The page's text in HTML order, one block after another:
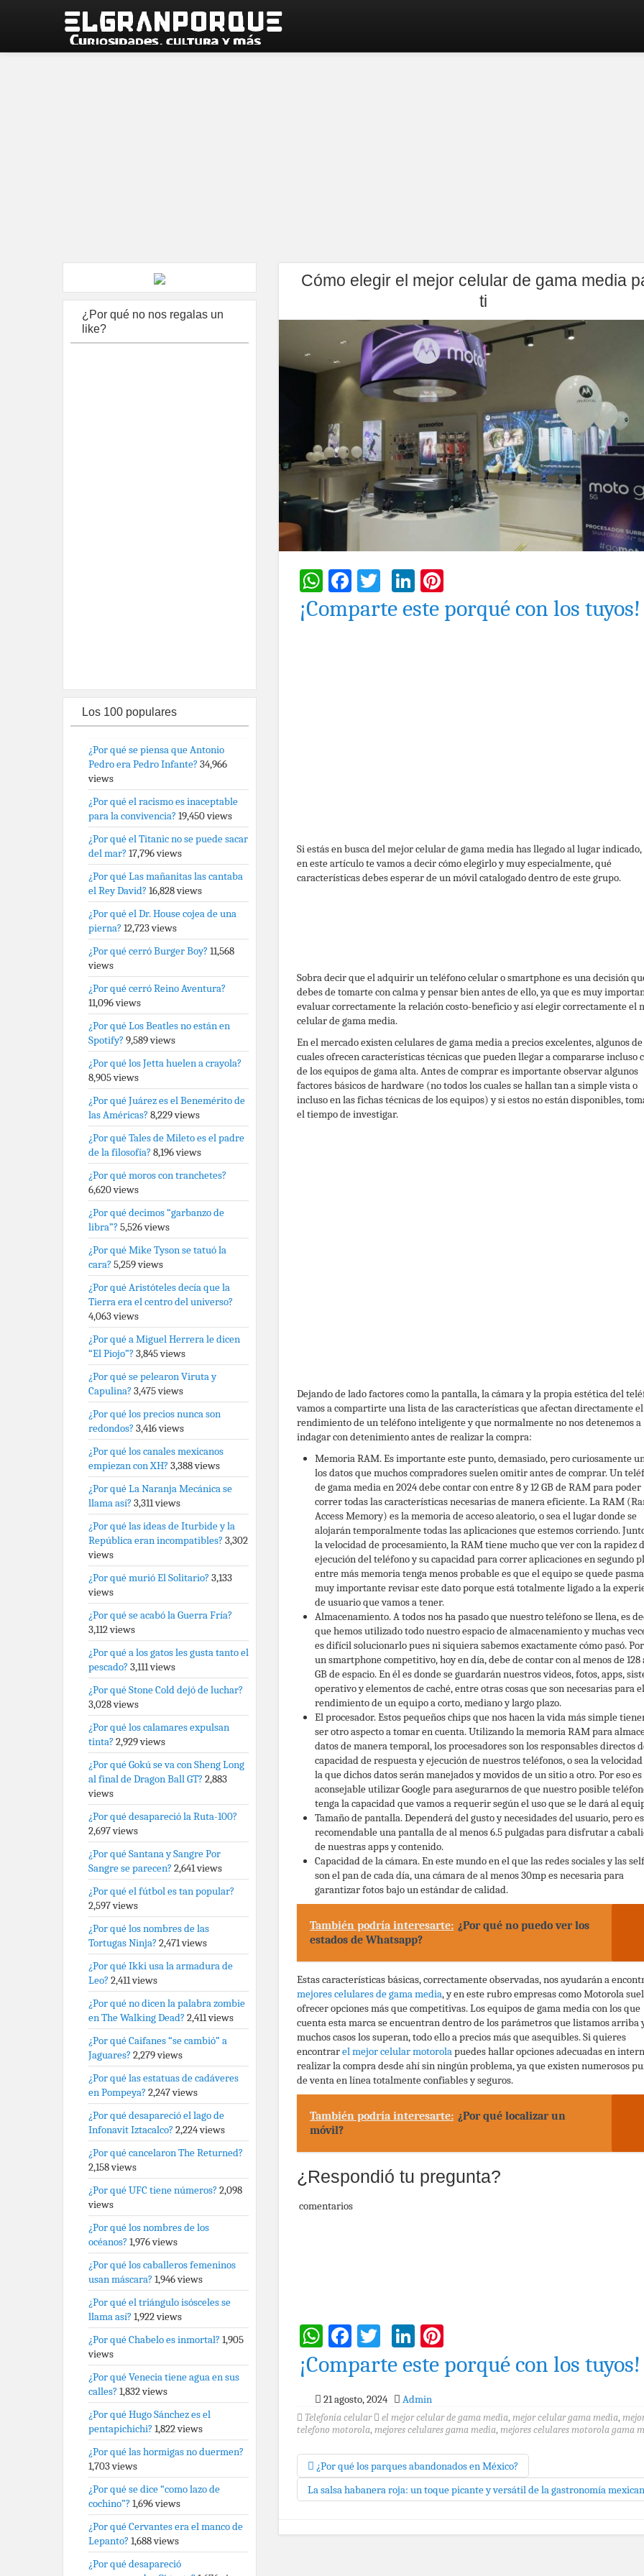
Cómo elegir el mejor celular de gama media
ti
WhatsApp
Facebook
TwitterLinkedIn
¡Comparte este porqué con los tuyos!
Si estás en busca del mejor celular de gama media has llegado al lugar indicado,
en este artículo te vamos a decir cómo elegirlo y muy especialmente, qué
características debes esperar de un móvil catalogado dentro de este grupo.
Sobra decir que el adquirir un teléfono celular o smartphone es una decisión
debes de tomarte con calma y pensar bien antes de ello, ya que es muy
evaluar correctamente la relación costo-beneficio y así elegir correctamente el
celular de gama media.
En el mercado existen celulares de gama media a precios excelentes, algunos
cuales ofrecen características técnicas que pueden llegar a compararse incluso
de los equipos de gama alta. Antes de comprar es importante observar algunos
factores básicos de hardware (no todos los cuales se hallan tan a simple vista o
incluso en las fichas técnicas de los equipos) y si estos no están disponibles,
el tiempo de investigar.
Dejando de lado factores como la pantalla, la cámara y la propia estética del
vamos a compartirte una lista de las características que afectan directamente el
rendimiento de un teléfono inteligente y que normalmente no nos detenemos a
indagar con detenimiento antes de realizar la compra:
Memoria RAM. Es importante este punto, demasiado, pero curiosamente
los datos que muchos compradores suelen omitir antes de comprar. Un
de gama media en 2024 debe contar con entre 8 y 12 GB de RAM para poder
correr todas las características necesarias de manera eficiente. La RAM
Access Memory) es la memoria de acceso aleatorio, o sea el lugar donde se
alojarán temporalmente todas las aplicaciones que estemos corriendo.
la velocidad de procesamiento, la RAM tiene mucho que ver con la rapidez
ejecución del teléfono y su capacidad para correr aplicaciones en segundo
entre más memoria tenga menos probable es que el equipo se quede
muy importante revisar este dato porque está totalmente ligado a la
de usuario que vamos a tener.
Almacenamiento. A todos nos ha pasado que nuestro teléfono se llena, es
que hemos utilizado todo nuestro espacio de almacenamiento y muchas
es difícil solucionarlo pues ni siquiera sabemos exactamente cómo pasó.
un smartphone competitivo, hoy en día, debe de contar con al menos de 128
GB de espacio. En él es donde se guardarán nuestros videos, fotos, apps,
operativo y elementos de caché, entre otras cosas que son necesarias para
rendimiento de un equipo a corto, mediano y largo plazo.
El procesador. Estos pequeños chips que nos hacen la vida más simple
ser otro aspecto a tomar en cuenta. Utilizando la memoria RAM para
datos de manera temporal, los procesadores son los responsables directos
capacidad de respuesta y ejecución de nuestros teléfonos, o sea la
la que dichos datos serán manejados y movidos de un sitio a otro. Por eso es
aconsejable utilizar Google para asegurarnos de que nuestro posible
tenga la capacidad que vamos a requerir según el uso que se le dará al
Tamaño de pantalla. Dependerá del gusto y necesidades del usuario, pero es
recomendable una pantalla de al menos 6.5 pulgadas para disfrutar a
de nuestras apps y contenido.
Capacidad de la cámara. En este mundo en el que las redes sociales y las
son el pan de cada día, una cámara de al menos 30mp es necesaria para
garantizar fotos bajo un estándar de calidad.
También podría interesarte: ¿Por qué no puedo ver los
estados de Whatsapp?
Estas características básicas, correctamente observadas, nos ayudarán a
mejores celulares de gama media, y en este rubro empresas como Motorola
ofrecer opciones más que competitivas. Los equipos de gama media con los que
cuenta esta marca se encuentran dentro de los parámetros que listamos arriba
muchos casos los superan, todo ello a precios más que asequibles. Si quieres
encontrarel mejor celular motorolapuedes hallar opciones adecuadas en
realizar la compra desde ahí sin ningún problema, ya que existen numerosos
de venta en línea totalmente confiables y seguros.
También podría interesarte: ¿Por qué localizar un
móvil?
¿Respondió tu pregunta?
comentarios
WhatsApp
Facebook
TwitterLinkedIn
¡Comparte este porqué con los tuyos!
21 agosto, 2024 Admin
Telefonía celular el mejor celular de gama media, mejor celular gama media,
telefono motorola, mejores celulares gama media, mejores celulares motorola gama
¿Por qué los parques abandonados en México?
La salsa habanera roja: un toque picante y versátil de la gastronomía
¿Por qué no nos regalas un
like?
Los 100 populares
¿Por qué se piensa que Antonio
Pedro era Pedro Infante? 34,966
views
¿Por qué el racismo es inaceptable
para la convivencia? 19,450 views
¿Por qué el Titanic no se puede sacar
del mar? 17,796 views
¿Por qué Las mañanitas las cantaba
el Rey David? 16,828 views
¿Por qué el Dr. House cojea de una
pierna? 12,723 views
¿Por qué cerró Burger Boy? 11,568
views
¿Por qué cerró Reino Aventura?
11,096 views
¿Por qué Los Beatles no están en
Spotify? 9,589 views
¿Por qué los Jetta huelen a crayola?
8,905 views
¿Por qué Juárez es el Benemérito de
las Américas? 8,229 views
¿Por qué Tales de Mileto es el padre
de la filosofía? 8,196 views
¿Por qué moros con tranchetes?
6,620 views
¿Por qué decimos “garbanzo de
libra”? 5,526 views
¿Por qué Mike Tyson se tatuó la
cara? 5,259 views
¿Por qué Aristóteles decía que la
Tierra era el centro del universo?
4,063 views
¿Por qué a Miguel Herrera le dicen
“El Piojo”? 3,845 views
¿Por qué se pelearon Viruta y
Capulina? 3,475 views
¿Por qué los precios nunca son
redondos? 3,416 views
¿Por qué los canales mexicanos
empiezan con XH? 3,388 views
¿Por qué La Naranja Mecánica se
llama así? 3,311 views
¿Por qué las ideas de Iturbide y la
República eran incompatibles? 3,302
views
¿Por qué murió El Solitario? 3,133
views
¿Por qué se acabó la Guerra Fría?
3,112 views
¿Por qué a los gatos les gusta tanto el
pescado? 3,111 views
¿Por qué Stone Cold dejó de luchar?
3,028 views
¿Por qué los calamares expulsan
tinta? 2,929 views
¿Por qué Gokú se va con Sheng Long
al final de Dragon Ball GT? 2,883
views
¿Por qué desapareció la Ruta-100?
2,697 views
¿Por qué Santana y Sangre Por
Sangre se parecen? 2,641 views
¿Por qué el fútbol es tan popular?
2,597 views
¿Por qué los nombres de las
Tortugas Ninja? 2,471 views
¿Por qué Ikki usa la armadura de
Leo? 2,411 views
¿Por qué no dicen la palabra zombie
en The Walking Dead? 2,411 views
¿Por qué Caifanes “se cambió” a
Jaguares? 2,279 views
¿Por qué las estatuas de cadáveres
en Pompeya? 2,247 views
¿Por qué desapareció el lago de
Infonavit Iztacalco? 2,224 views
¿Por qué cancelaron The Returned?
2,158 views
¿Por qué UFC tiene números? 2,098
views
¿Por qué los nombres de los
océanos? 1,976 views
¿Por qué los caballeros femeninos
usan máscara? 1,946 views
¿Por qué el triángulo isósceles se
llama así? 1,922 views
¿Por qué Chabelo es inmortal? 1,905
views
¿Por qué Venecia tiene agua en sus
calles? 1,832 views
¿Por qué Hugo Sánchez es el
pentapichichi? 1,822 views
¿Por qué las hormigas no duermen?
1,703 views
¿Por qué se dice “como lazo de
cochino”? 1,696 views
¿Por qué Cervantes era el manco de
Lepanto? 1,688 views
¿Por qué desapareció